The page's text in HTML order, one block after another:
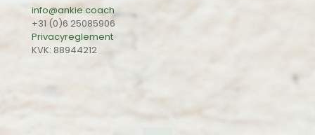
info@ankie.coach
+31 (0)6 25085906
Privacyreglement
KVK: 88944212